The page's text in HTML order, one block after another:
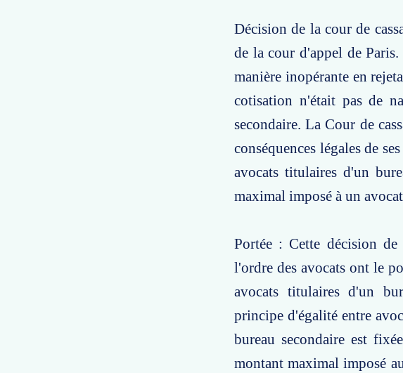
Décision de la cour de
de la cour d'appel de
manière inopérante en
cotisation n'était pas de
secondaire. La Cour de
conséquences légales de
avocats titulaires d'un
maximal imposé à un
Portée : Cette décision
l'ordre des avocats ont le
avocats titulaires d'un
principe d'égalité entre
bureau secondaire est
montant maximal imposé